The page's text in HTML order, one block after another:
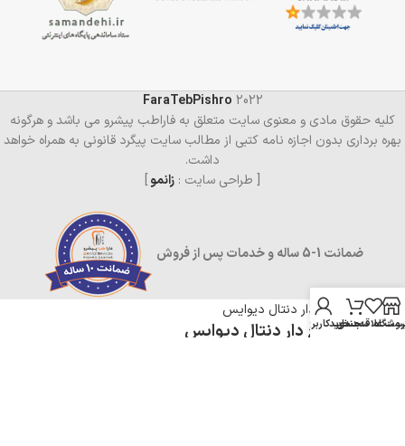
FaraTebPishro 2022
کلیه حقوق مادی و معنوی سایت متعلق به فاراطب پیشرو می باشد و هرگونه
بهره برداری بدون اجازه نامه کتبی از مطالب سایت پیگرد قانونی به همراه خواهد
داشت.
[ طراحی سایت : زانمو]
ضمانت 1-5 ساله و خدمات پس از فروش
علاقه‌مندی
سبد خرید
حساب کاربری من
سوزنگیر سوراخ دار دنتال دیوایس